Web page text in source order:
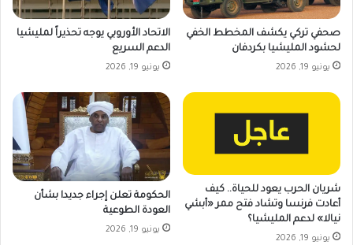
صحفي تركي يكشف المخطط الخفي
لحشود المليشيا بكردفان
يونيو 19, 2026
الاتحاد الأوروبي يوجه تحذيراً لمليشيا
الدعم السريع
يونيو 19, 2026
شريان الحرب يعود للحياة.. كيف
أعادت فرنسا وتشاد فتح ممر «أبشي
نيالا» لدعم المليشيا؟
يونيو 19, 2026
الحكومة تعلن إجراء جديدا بشأن
العودة الطوعية
يونيو 19, 2026